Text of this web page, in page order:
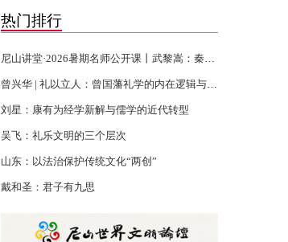
热门排行
刘星：康有为经学新解与儒学的近代转型
吴飞：礼乐文明的三个层次
山东：以法治保护传统文化“两创”
戴和圣：君子有九思